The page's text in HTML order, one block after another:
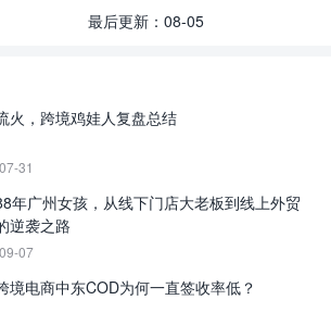
最后更新： 08-05
火，跨境鸡娃人复盘总结
31
年广州女孩，从线下门店大老板到线上外贸
逆袭之路
07
境电商中东COD为何一直签收率低？